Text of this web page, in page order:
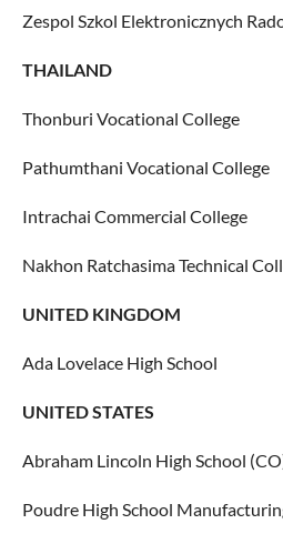
Zespol Szkol Elektronicznych
THAILAND
Thonburi Vocational College
Pathumthani Vocational College
Intrachai Commercial College
Nakhon Ratchasima Technical
UNITED KINGDOM
Ada Lovelace High School
UNITED STATES
Abraham Lincoln High School
Poudre High School